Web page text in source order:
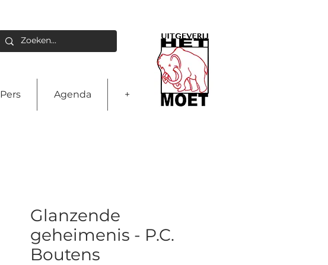
Pers Agenda +
Glanzende
geheimenis - P.C.
Boutens